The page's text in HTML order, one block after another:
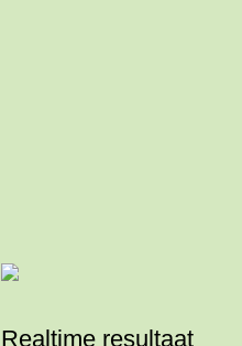
Realtime resultaat